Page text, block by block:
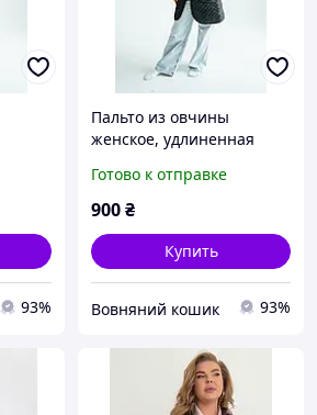
93%
Пальто из овчины
женское, удлиненная
шерсти, жилет стеганый
теплый
Готово к отправке
900₴
Купить
Вовняний кошик 93%